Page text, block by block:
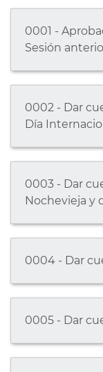
0001 -
Sesión
0002 - Dar
Día
0003 - Dar
Nochevieja y
0004 - Dar
0005 - Dar